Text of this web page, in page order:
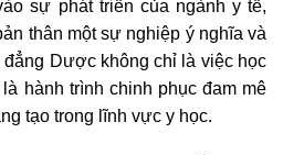
sự phát triển của ngành y tế,
thân một sự nghiệp ý nghĩa và
Dược không chỉ là việc học
hành trình chinh phục đam mê
tạo trong lĩnh vực y học.